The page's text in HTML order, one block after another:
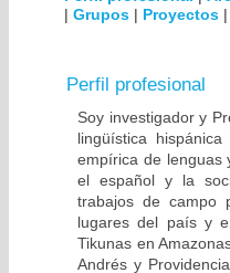
| Grupos | Proyectos
Perfil profesional
Soy investigador y
lingüística
empírica de lenguas
el español y la
trabajos de campo
lugares del país y
Tikunas en
Andrés y